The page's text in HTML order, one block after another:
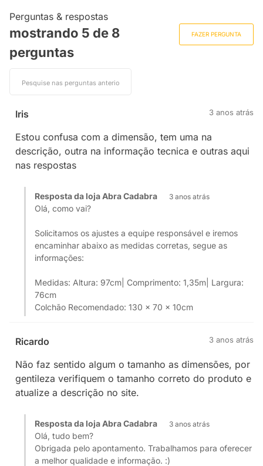
Perguntas & respostas
mostrando 5 de 8
perguntas
FAZER PERGUNTA
Iris 3 anos atrás
Estou confusa com a dimensão, tem uma na
descrição, outra na informação tecnica e outras aqui
nas respostas
Resposta da loja Abra Cadabra 3 anos atrás
Olá, como vai?
Solicitamos os ajustes a equipe responsável e iremos
encaminhar abaixo as medidas corretas, segue as
informações:
Medidas: Altura: 97cm| Comprimento: 1,35m| Largura:
76cm
Colchão Recomendado: 130 x 70 x 10cm
Ricardo 3 anos atrás
Não faz sentido algum o tamanho as dimensões, por
gentileza verifiquem o tamanho correto do produto e
atualize a descrição no site.
Resposta da loja Abra Cadabra 3 anos atrás
Olá, tudo bem?
Obrigada pelo apontamento. Trabalhamos para oferecer
a melhor qualidade e informação. :)